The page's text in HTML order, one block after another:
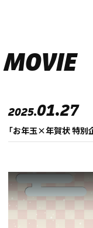
MOVIE
2025.01.27
「お年玉×年賀状 特別